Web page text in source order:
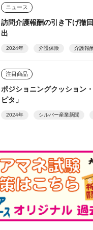
ニュース
訪問介護報酬の引き下げ撤
出
2024年 介護保険 介護報
注目商品
ポジショニングクッション
ピタ」
2024年 シルバー産業新聞